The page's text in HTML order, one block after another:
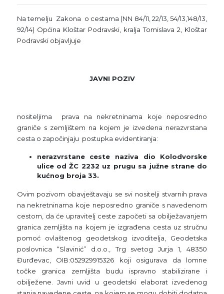
Na temelju Zakona o cestama (NN 84/11, 22/13, 54/13,148/13,
92/14) Općina Kloštar Podravski, kralja Tomislava 2, Kloštar
Podravski objavljuje
JAVNI POZIV
nositeljima prava na nekretninama koje neposredno
graniče s zemljištem na kojem je izvedena nerazvrstana
cesta o započinjaju postupka evidentiranja:
nerazvrstane ceste naziva dio Kolodvorske
ulice od ŽC 2232 uz prugu sa južne strane do
kućnog broja 33.
Ovim pozivom obavještavaju se svi nositelji stvarnih prava
na nekretninama koje neposredno graniče s navedenom
cestom, da će upravitelj ceste započeti sa obilježavanjem
granica zemljišta na kojem je izgrađena cesta uz stručnu
pomoć ovlaštenog geodetskog izvoditelja, Geodetska
poslovnica “Slavinić” d.o.o., Trg svetog Jurja 1, 48350
Đurđevac, OIB:052929915326 koji osigurava da lomne
točke granica zemljišta budu ispravno stabilizirane i
obilježene. Javni uvid u geodetski elaborat izvedenog